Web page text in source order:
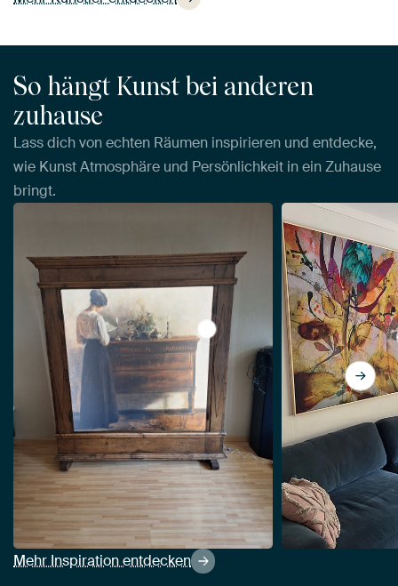
So hängt Kunst bei anderen
zuhause
Lass dich von echten Räumen inspirieren und entdecke,
wie Kunst Atmosphäre und Persönlichkeit in ein Zuhause
bringt.
Mehr Inspiration entdecken
View Interieur mit der Frau